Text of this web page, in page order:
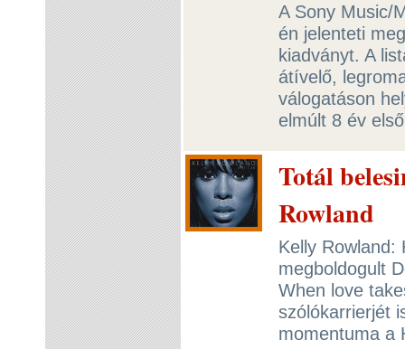
A Sony Music/
én jelenteti
kiadványt. A
átívelő,
válogatáson
elmúlt 8 év
Totál
Rowland
Kelly Rowland:
megboldogult
When love
szólókarrierjét
momentuma a